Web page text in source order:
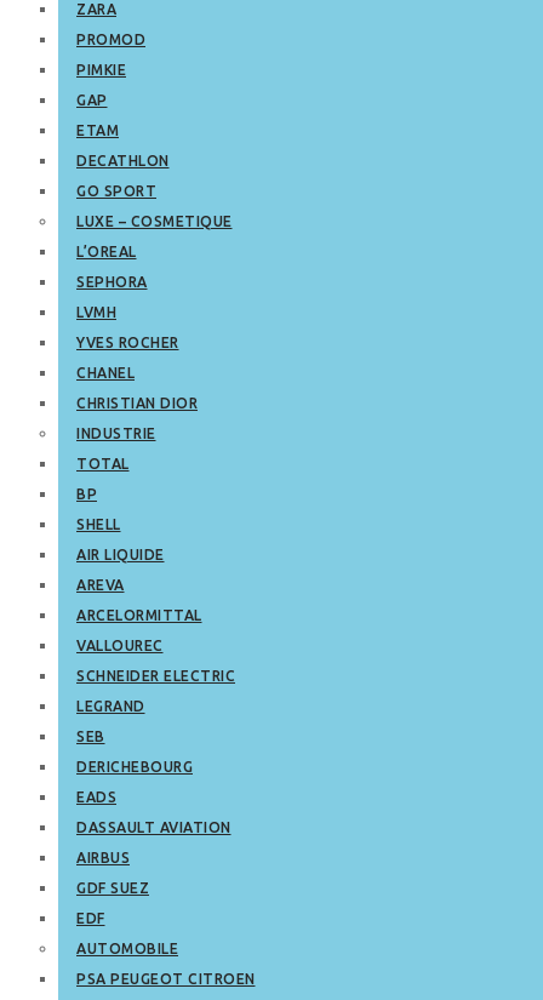
ZARA
PROMOD
PIMKIE
GAP
ETAM
DECATHLON
GO SPORT
LUXE – COSMETIQUE
L’OREAL
SEPHORA
LVMH
YVES ROCHER
CHANEL
CHRISTIAN DIOR
INDUSTRIE
TOTAL
BP
SHELL
AIR LIQUIDE
AREVA
ARCELORMITTAL
VALLOUREC
SCHNEIDER ELECTRIC
LEGRAND
SEB
DERICHEBOURG
EADS
DASSAULT AVIATION
AIRBUS
GDF SUEZ
EDF
AUTOMOBILE
PSA PEUGEOT CITROEN